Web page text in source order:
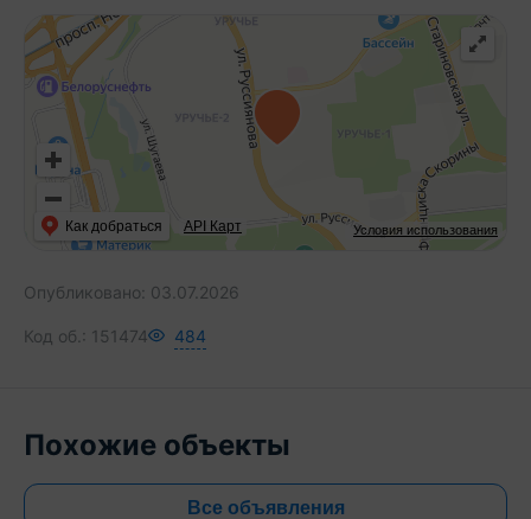
Условия использования
Как добраться API Карт
Опубликовано: 03.07.2026
Код об.: 151474 484
Похожие объекты
Все объявления